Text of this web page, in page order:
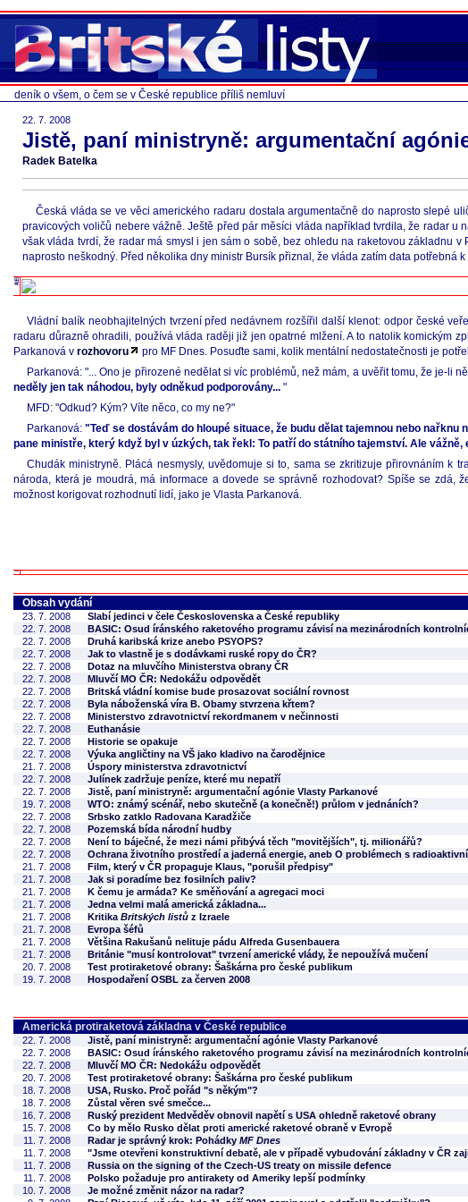
deník o všem, o čem se v České republice příliš nemluví
22. 7. 2008
Jistě, paní ministryně: argumentační
Radek Batelka
Česká vláda se ve věci amerického radaru dostala argumentačně do naprosto slepé
pravicových voličů nebere vážně. Ještě před pár měsíci vláda například tvrdila, že radar
však vláda tvrdí, že radar má smysl i jen sám o sobě, bez ohledu na raketovou základnu
naprosto neškodný. Před několika dny ministr Bursík přiznal, že vláda zatím data potřebná
Vládní balík neobhajitelných tvrzení před nedávnem rozšířil další klenot: odpor české
radaru důrazně ohradili, používá vláda raději již jen opatrné mlžení. A to natolik komickým
Parkanová v rozhovoru
pro MF Dnes. Posuďte sami, kolik mentální nedostatečnosti je
Parkanová: "... Ono je přirozené nedělat si víc problémů, než mám, a uvěřit tomu, že je-li
neděly jen tak náhodou, byly odněkud podporovány... "
MFD: "Odkud? Kým? Víte něco, co my ne?"
Parkanová: "Teď se dostávám do hloupé situace, že budu dělat tajemnou nebo
pane ministře, který když byl v úzkých, tak řekl: To patří do státního tajemství. Ale
Chudák ministryně. Plácá nesmysly, uvědomuje si to, sama se zkritizuje přirovnáním
národa, která je moudrá, má informace a dovede se správně rozhodovat? Spíše se
možnost korigovat rozhodnutí lidí, jako je Vlasta Parkanová.
Obsah vydání
23. 7. 2008 Slabí jedinci v čele Československa a České republiky
22. 7. 2008
BASIC: Osud íránského raketového programu závisí na mezinárodních
22. 7. 2008
Druhá karibská krize anebo PSYOPS?
22. 7. 2008
Jak to vlastně je s dodávkami ruské ropy do ČR?
22. 7. 2008
Dotaz na mluvčího Ministerstva obrany ČR
22. 7. 2008
Mluvčí MO ČR: Nedokážu odpovědět
22. 7. 2008
Britská vládní komise bude prosazovat sociální rovnost
22. 7. 2008
Byla náboženská víra B. Obamy stvrzena křtem?
22. 7. 2008
Ministerstvo zdravotnictví rekordmanem v nečinnosti
22. 7. 2008
Euthanásie
22. 7. 2008
Historie se opakuje
22. 7. 2008
Výuka angličtiny na VŠ jako kladivo na čarodějnice
21. 7. 2008
Úspory ministerstva zdravotnictví
22. 7. 2008
Julínek zadržuje peníze, které mu nepatří
22. 7. 2008
Jistě, paní ministryně: argumentační agónie Vlasty Parkanové
19. 7. 2008
WTO: známý scénář, nebo skutečně (a konečně!) průlom v jednáních?
22. 7. 2008
Srbsko zatklo Radovana Karadžiče
22. 7. 2008
Pozemská bída národní hudby
22. 7. 2008
Není to báječné, že mezi námi přibývá těch "movitějších", tj. milionářů?
22. 7. 2008
Ochrana životního prostředí a jaderná energie, aneb O problémech s
21. 7. 2008
Film, který v ČR propaguje Klaus, "porušil předpisy"
21. 7. 2008
Jak si poradíme bez fosilních paliv?
21. 7. 2008
K čemu je armáda? Ke směňování a agregaci moci
21. 7. 2008
Jedna velmi malá americká základna...
21. 7. 2008
Kritika Britských listů z Izraele
21. 7. 2008
Evropa šéfů
21. 7. 2008
Většina Rakušanů nelituje pádu Alfreda Gusenbauera
21. 7. 2008
Británie "musí kontrolovat" tvrzení americké vlády, že nepoužívá mučení
20. 7. 2008
Test protiraketové obrany: Šaškárna pro české publikum
19. 7. 2008
Hospodaření OSBL za červen 2008
Americká protiraketová základna v České republice
22. 7. 2008 Jistě, paní ministryně: argumentační agónie Vlasty Parkanové
22. 7. 2008
BASIC: Osud íránského raketového programu závisí na mezinárodních
22. 7. 2008
Mluvčí MO ČR: Nedokážu odpovědět
20. 7. 2008
Test protiraketové obrany: Šaškárna pro české publikum
18. 7. 2008
USA, Rusko. Proč pořád "s někým"?
18. 7. 2008
Zůstal věren své smečce...
16. 7. 2008
Ruský prezident Medvěděv obnovil napětí s USA ohledně raketové obrany
15. 7. 2008
Co by mělo Rusko dělat proti americké raketové obraně v Evropě
11. 7. 2008
Radar je správný krok: Pohádky MF Dnes
11. 7. 2008
"Jsme otevřeni konstruktivní debatě, ale v případě vybudování základny v ČR
11. 7. 2008
Russia on the signing of the Czech-US treaty on missile defence
11. 7. 2008
Polsko požaduje pro antirakety od Ameriky lepší podmínky
10. 7. 2008
Je možné změnit názor na radar?